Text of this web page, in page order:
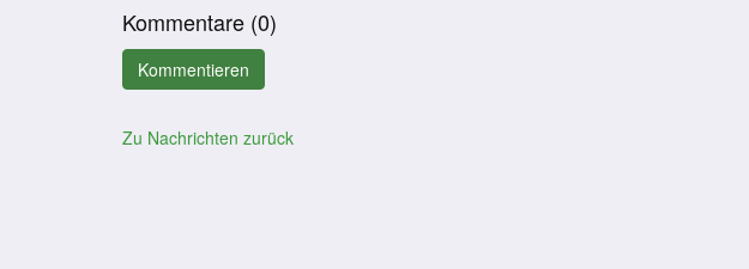
Kommentare (0)
Zu Nachrichten zurück